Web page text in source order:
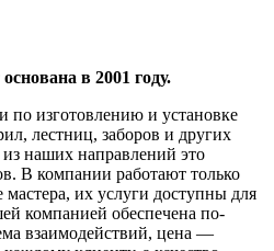
в 2001 году.
по изготовлению и установке
лестниц, заборов и других
наших направлений это
В компании работают только
их услуги доступны для
компанией обеспечена по-
взаимодействий, цена —